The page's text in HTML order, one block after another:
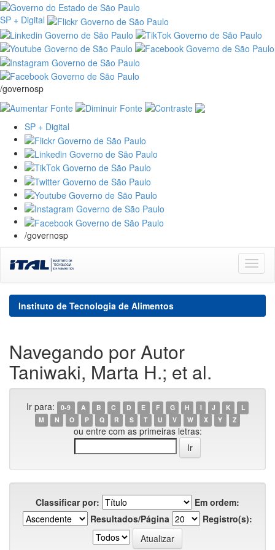
SP + Digital
/governosp
SP + Digital
/governosp
navigation
Instituto de Tecnologia de Alimentos
Navegando por Autor
Taniwaki, Marta H.; et al.
Ir para: 0-9 A B C D E F G H I J K
L
M
N O P Q R S T U V W X Y Z
ou entre com as primeiras letras:
Classificar por:
Em ordem:
Resultados/Página
Registro(s):